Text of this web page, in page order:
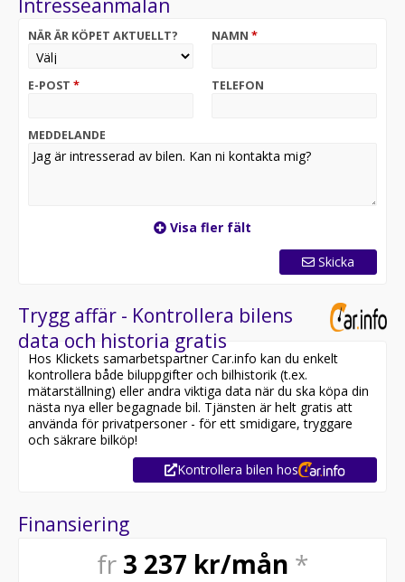
Volvo XC40 T3 Momentum är en kompakt och smidig
SUV som kombinerar trygghet och modern design. Med
parkeringssensorer och rattvärme får du både komfort
lättkörd XC40 som passar både stad och längre resor.
*OBS: Vänligen ring oss innan ditt besök för att
Utrustning inkluderar:
- Panoramaglastak
- Parkeringssensorer fram & bak
- Skinn/tygklädsel (halvskinn)
- Elstol med minne förare
- Adaptiv farthållare
- Lane assist
- Rattvärme
- Keyless system
Övrig information om bilen:
Endast tre tidigare brukare
Intresseanmälan
NÄR ÄR KÖPET AKTUELLT? NAMN *
E-POST * TELEFON
MEDDELANDE
Visa fler fält
Skicka
Trygg affär - Kontrollera bilens
data och historia gratis
Hos Klickets samarbetspartner Car.info kan du enkelt
kontrollera både biluppgifter och bilhistorik (t.ex.
mätarställning) eller andra viktiga data när du ska köpa din
nästa nya eller begagnade bil. Tjänsten är helt gratis att
använda för privatpersoner - för ett smidigare, tryggare
och säkrare bilköp!
Kontrollera bilen hos
Finansiering
fr 3 237 kr/mån *